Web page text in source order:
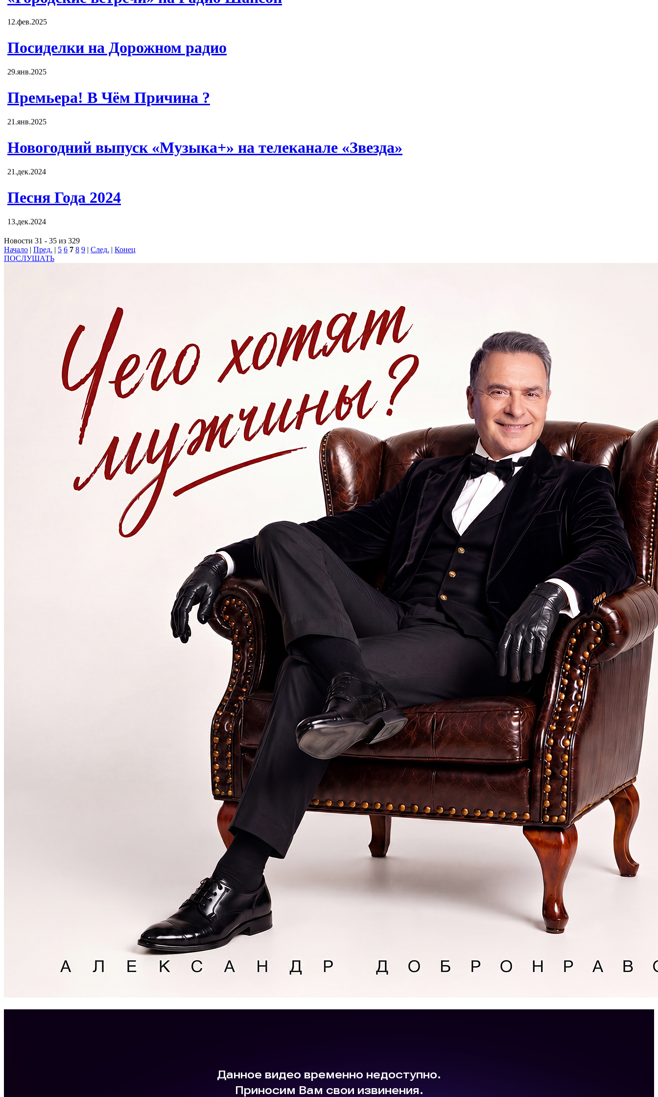
12.фев.2025
Посиделки на Дорожном радио
29.янв.2025
Премьера! В Чём Причина ?
21.янв.2025
Новогодний выпуск «Музыка+» на телеканале «Звезда»
21.дек.2024
Песня Года 2024
13.дек.2024
Новости 31 - 35 из 329
Начало | Пред. | 5 6 7 8 9 | След. | Конец
ПОСЛУШАТЬ